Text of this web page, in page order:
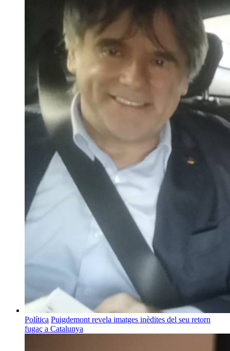
Política Puigdemont revela imatges inèdites del seu retorn
fugaç a Catalunya